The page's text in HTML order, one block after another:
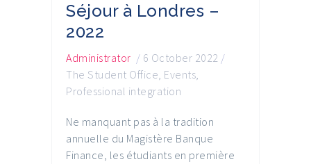
Séjour à Londres –
2022
Administrator / 6 October 2022 /
The Student Office, Events,
Professional integration
Ne manquant pas à la tradition
annuelle du Magistère Banque
Finance, les étudiants en première